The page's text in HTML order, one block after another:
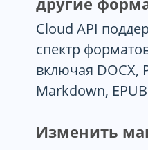
другие
Cloud API
спектр
включая DOCX,
Markdown,
Изменить